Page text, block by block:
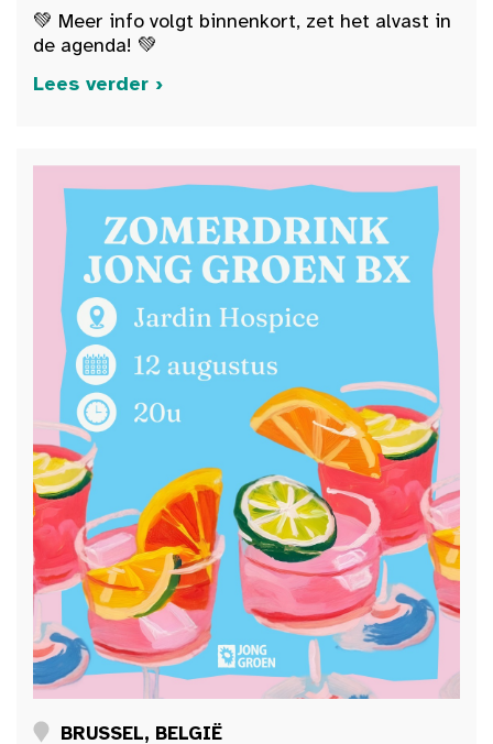
💚 Meer info volgt binnenkort, zet het alvast in
de agenda! 💚
Lees verder ›
BRUSSEL, BELGIË